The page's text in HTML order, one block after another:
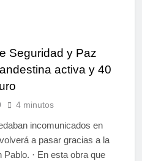
Seguridad y Paz
activa y 40
4 minutos
incomunicados en
a pasar gracias a la
· En esta obra que